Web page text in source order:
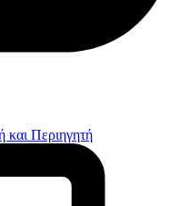
και Περιηγητή